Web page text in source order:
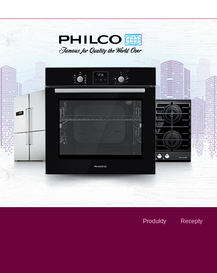
Produkty Recepty